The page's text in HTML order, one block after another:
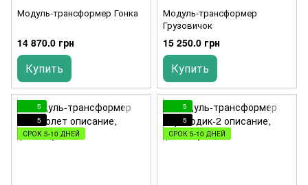
Модуль-трансформер Гонка
14 870.0 грн
Купить
Модуль-трансформер
Грузовичок
15 250.0 грн
Купить
5
5
СРОК 5-10 ДНЕЙ
5
5
СРОК 5-10 ДНЕЙ